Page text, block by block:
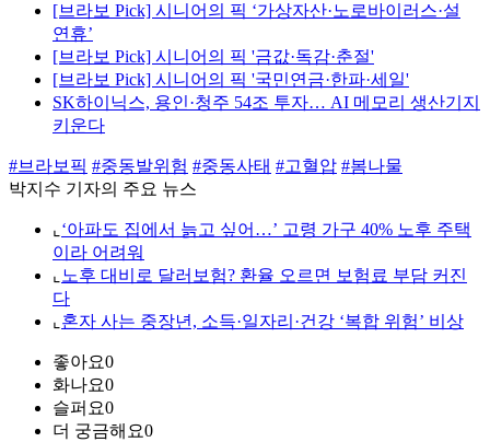
[브라보 Pick] 시니어의 픽 ‘가상자산·노로바이러스·설
연휴’
[브라보 Pick] 시니어의 픽 '금값·독감·춘절'
[브라보 Pick] 시니어의 픽 '국민연금·한파·세일'
SK하이닉스, 용인·청주 54조 투자… AI 메모리 생산기지
키운다
#브라보픽 #중동발위험 #중동사태 #고혈압 #봄나물
박지수 기자의 주요 뉴스
⌞ ‘아파도 집에서 늙고 싶어…’ 고령 가구 40% 노후 주택
이라 어려워
⌞ 노후 대비로 달러보험? 환율 오르면 보험료 부담 커진
다
⌞ 혼자 사는 중장년, 소득·일자리·건강 ‘복합 위험’ 비상
좋아요0
화나요0
슬퍼요0
더 궁금해요0